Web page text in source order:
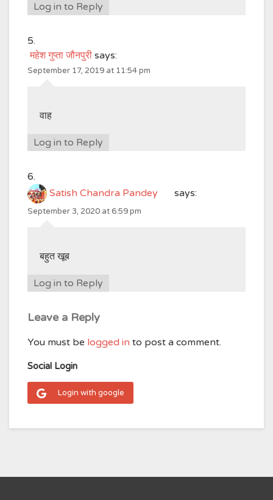
Log in to Reply
महेश गुप्ता जौनपुरी says:
September 17, 2019 at 11:54 pm
वाह
Log in to Reply
Satish Chandra Pandey says:
September 3, 2020 at 6:59 pm
बहुत खूब
Log in to Reply
Leave a Reply
You must be logged in to post a comment.
Social Login
Login with google